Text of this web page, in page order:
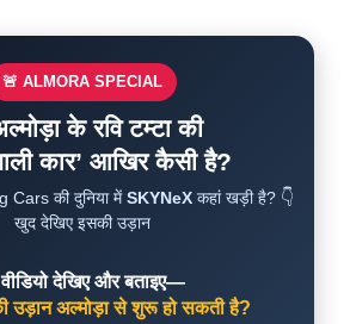
🚨 ALMORA SPECIAL
के रवि टम्टा की
कार’ आखिर कैसी है?
Cars की दुनिया मेंSKYNeX कहां खड़ी है? 👇
खुद देखिए इसकी उड़ान
देखिए और बताइए—
उड़ान अल्मोड़ा से शुरू हो सकती है?